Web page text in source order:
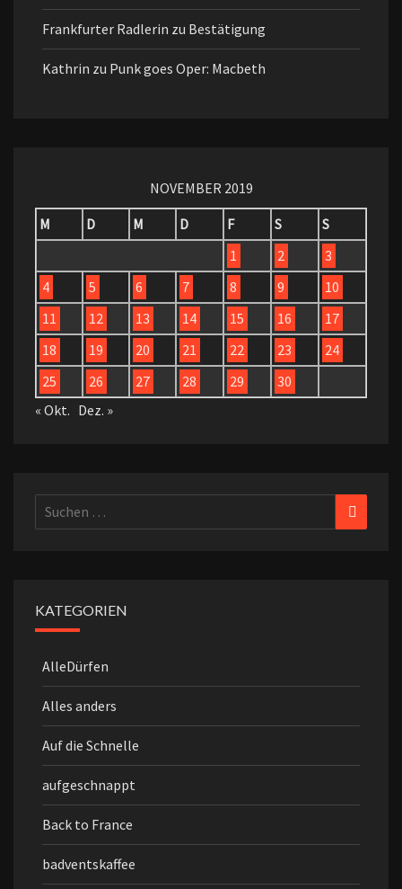
Frankfurter Radlerin zu Bestätigung
Kathrin zu Punk goes Oper: Macbeth
NOVEMBER 2019
M
D M D F S
S
1
2
3
4
5 6 7 8 9
10
11
12 13 14 15 16
17
18
19 20 21 22 23
24
25
26 27 28 29
30
« Okt. Dez. »
Suchen
nach:
Suchen
KATEGORIEN
AlleDürfen
Alles anders
Auf die Schnelle
aufgeschnappt
Back to France
badventskaffee